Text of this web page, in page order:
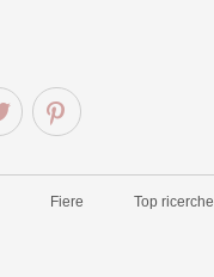
Fiere Top ricerche